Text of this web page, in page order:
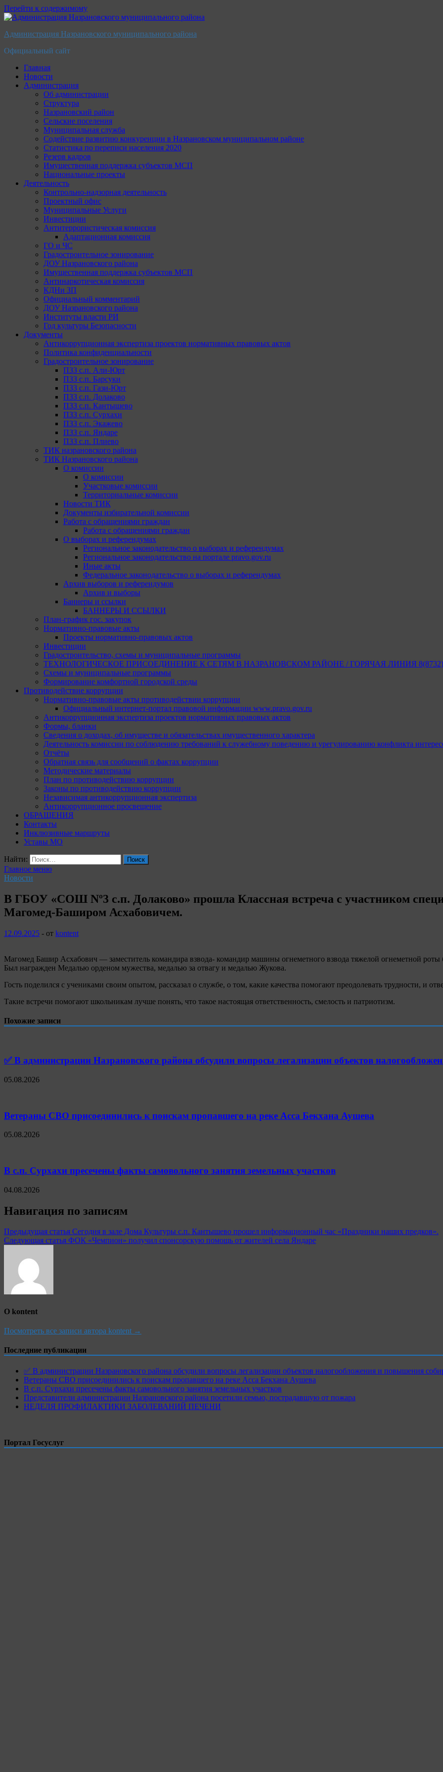
Перейти к содержимому
Администрация Назрановского муниципального района
Официальный сайт
Главная
Новости
Администрация
Об администрации
Структура
Назрановский район
Сельские поселения
Муниципальная служба
Содействие развитию конкуренции в Назрановском муниципальном районе
Статистика по переписи населения 2020
Резерв кадров
Имущественная поддержка субъектов МСП
Национальные проекты
Деятельность
Контрольно-надзорная деятельность
Проектный офис
Муниципальные Услуги
Инвестиции
Антитеррористическая комиссия
Адаптационная комиссия
ГО и ЧС
Градостроительное зонирование
ДОУ Назрановского района
Имущественная поддержка субъектов МСП
Антинаркотическая комиссия
КДНи ЗП
Официальный комментарий
ДОУ Назрановского района
Институты власти РИ
Год культуры Безопасности
Документы
Антикоррупционная экспертиза проектов нормативных правовых актов
Политика конфиденциальности
Градостроительное зонирование
ПЗЗ с.п. Али-Юрт
ПЗЗ с.п. Барсуки
ПЗЗ с.п. Гази-Юрт
ПЗЗ с.п. Долаково
ПЗЗ с.п. Кантышево
ПЗЗ с.п. Сурхахи
ПЗЗ с.п. Экажево
ПЗЗ с.п. Яндаре
ПЗЗ с.п. Плиево
ТИК назрановского района
ТИК Назрановского района
О комиссии
О комиссии
Участковые комиссии
Территориальные комиссии
Новости ТИК
Документы избирательной комиссии
Работа с обращениями граждан
Работа с обращениями граждан
О выборах и референдумах
Региональное законодательство о выборах и референдумах
Региональное законодательство на портале pravo.gov.ru
Иные акты
Федеральное законодательство о выборах и референдумах
Архив выборов и референдумов
Архив и выборы
Баннеры и ссылки
БАННЕРЫ И ССЫЛКИ
План-график гос. закупок
Нормативно-правовые акты
Проекты нормативно-правовых актов
Инвестиции
Градостроительство, схемы и муниципальные программы
ТЕХНОЛОГИЧЕСКОЕ ПРИСОЕДИНЕНИЕ К СЕТЯМ В НАЗРАНОВСКОМ РАЙОНЕ / ГОРЯЧАЯ ЛИНИЯ 8(8732)
Схемы и муниципальные программы
Формирование комфортной городской среды
Противодействие коррупции
Нормативно-правовые акты противодействии коррупции
Официальный интернет-портал правовой информации www.pravo.gov.ru
Антикоррупционная экспертиза проектов нормативных правовых актов
Формы, бланки
Сведения о доходах, об имуществе и обязательствах имущественного характера
Деятельность комиссии по соблюдению требований к служебному поведению и урегулированию конфликта
Отчёты
Обратная связь для сообщений о фактах коррупции
Методические материалы
План по противодействию коррупции
Законы по противодействию коррупции
Независимая антикоррупционная экспертиза
Антикоррупционное просвещение
ОБРАЩЕНИЯ
Контакты
Инклюзивные маршруты
Уставы МО
Найти:
Главное меню
Новости
В ГБОУ «СОШ Nº3 с.п. Долаково» прошла Классная встреча с участником
Магомед-Баширом Асхабовичем.
12.09.2025 - от kontent
Магомед Башир Асхабович — заместитель командира взвода- командир машины огнеметного взвода тяжелой огнеметной роты
Был награжден Медалью орденом мужества, медалью за отвагу и медалью Жукова.
Гость поделился с учениками своим опытом, рассказал о службе, о том, какие качества помогают преодолевать трудности, и
Такие встречи помогают школьникам лучше понять, что такое настоящая ответственность, смелость и патриотизм.
Похожие записи
✅ В администрации Назрановского района обсудили вопросы легализации объектов
05.08.2026
Ветераны СВО присоединились к поискам пропавшего на реке Асса Бекхана Аушева
05.08.2026
В с.п. Сурхахи пресечены факты самовольного занятия земельных участков
04.08.2026
Навигация по записям
Предыдущая статья Сегодня в зале Дома Культуры с.п. Кантышево прошел информационный час «Праздники наших предков».
Следующая статья ФОК «Чемпион» получил спонсорскую помощь от жителей села Яндаре
О kontent
Посмотреть все записи автора kontent →
Последние публикации
✅ В администрации Назрановского района обсудили вопросы легализации объектов налогообложения и повышения
Ветераны СВО присоединились к поискам пропавшего на реке Асса Бекхана Аушева
В с.п. Сурхахи пресечены факты самовольного занятия земельных участков
Представители администрации Назрановского района посетили семью, пострадавшую от пожара
НЕДЕЛЯ ПРОФИЛАКТИКИ ЗАБОЛЕВАНИЙ ПЕЧЕНИ
Портал Госуслуг